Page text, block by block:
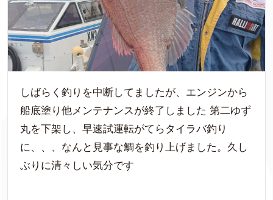
しばらく釣りを中断してましたが、エンジンから
船底塗り他メンテナンスが終了しました 第二ゆず
丸を下架し、早速試運転がてらタイラバ釣り
に、、、なんと見事な鯛を釣り上げました。久し
ぶりに清々しい気分です